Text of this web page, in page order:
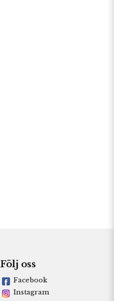
Följ oss
Facebook
Instagram